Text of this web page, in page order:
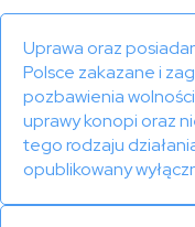
Uprawa oraz
Polsce zakazane i
pozbawienia
uprawy konopi oraz
tego rodzaju
opublikowany